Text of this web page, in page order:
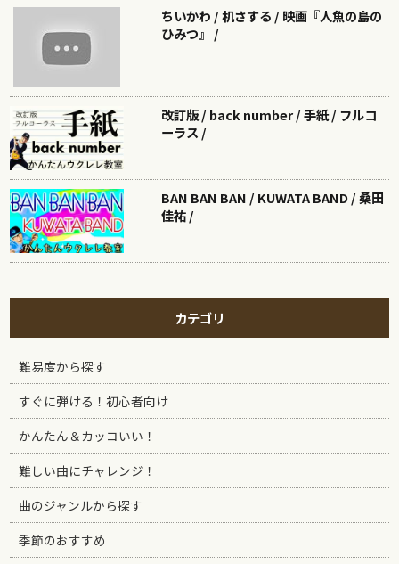
ちいかわ / 机さする / 映画『人魚の島の
ひみつ』 /
改訂版 / back number / 手紙 / フルコ
ーラス /
BAN BAN BAN / KUWATA BAND / 桑田
佳祐 /
カテゴリ
難易度から探す
すぐに弾ける！初心者向け
かんたん＆カッコいい！
難しい曲にチャレンジ！
曲のジャンルから探す
季節のおすすめ